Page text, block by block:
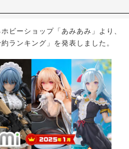
ビーショップ「あみあみ」より、
ランキング」を発表しました。